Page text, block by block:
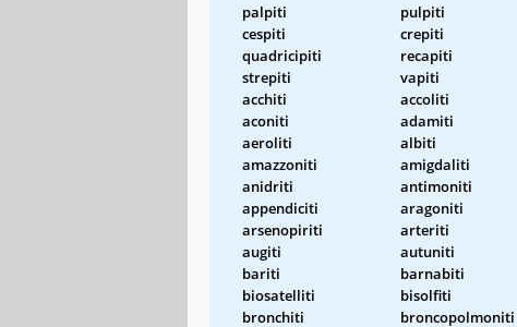
palpiti pulpiti
cespiti
crepiti
quadricipiti
recapiti
strepiti
vapiti
acchiti
accoliti
aconiti
adamiti
aeroliti
albiti
amazzoniti
amigdaliti
anidriti
antimoniti
appendiciti
aragoniti
arsenopiriti
arteriti
augiti
autuniti
bariti
barnabiti
biosatelliti
bisolfiti
bronchiti
broncopolmoniti